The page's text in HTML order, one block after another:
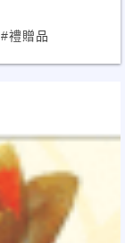
#禮贈品